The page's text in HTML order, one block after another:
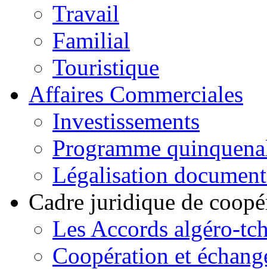
Travail
Familial
Touristique
Affaires Commerciales
Investissements
Programme
Légalisation
Cadre juridique de
Les Accords algéro-
Coopération et